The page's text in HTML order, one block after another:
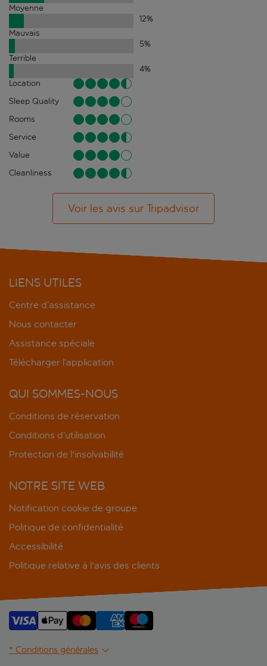
Moyenne
12%
Mauvais
5%
Terrible
4%
Location
Sleep Quality
Rooms
Service
Value
Cleanliness
Voir les avis sur Tripadvisor
LIENS UTILES
Centre d’assistance
Nous contacter
Assistance spéciale
Télécharger l’application
QUI SOMMES-NOUS
Conditions de réservation
Conditions d’utilisation
Protection de l'insolvabilité
NOTRE SITE WEB
Notification cookie de groupe
Politique de confidentialité
Accessibilité
Politique relative à l'avis des clients
* Conditions générales